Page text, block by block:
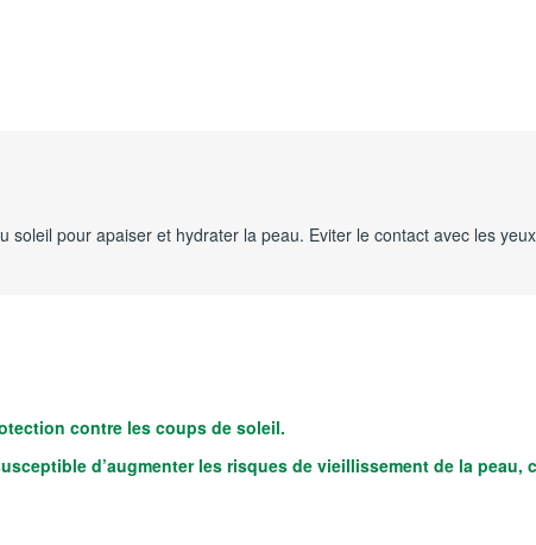
soleil pour apaiser et hydrater la peau. Eviter le contact avec les
contre les coups de soleil.
d’augmenter les risques de vieillissement de la peau,